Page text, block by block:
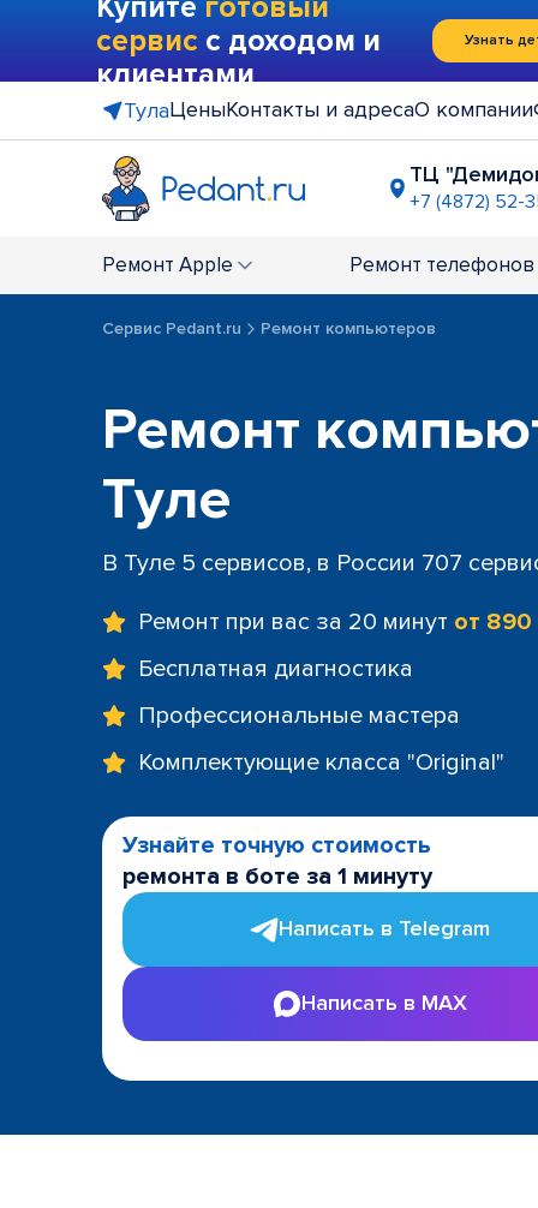
Купите готовый
сервис с доходом и
клиентами
Узнать
ТулаЦеныКонтакты и адресаО компании
ТЦ
+7 (4872) 52-
+7 (487)
Ремонт Apple Ремонт телефонов
Сервис Pedant.ru Ремонт компьютеров
Ремонт
Туле
В Туле 5 сервисов, в России 707
Ремонт при вас за 20 минут от
Бесплатная диагностика
Профессиональные мастера
Комплектующие класса "Original"
Узнайте точную стоимость
ремонта в боте за 1 минуту
Написать в Telegram
Написать в MAX